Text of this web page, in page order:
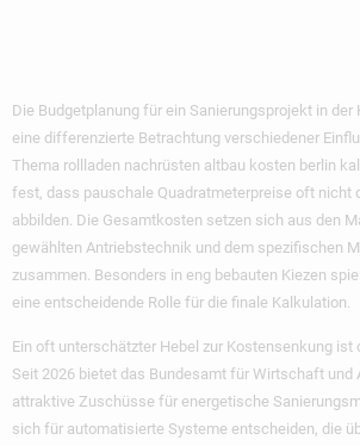
Die Budgetplanung für ein Sanierungsprojekt in
eine differenzierte Betrachtung verschiedener
Thema rollladen nachrüsten altbau kosten berlin
fest, dass pauschale Quadratmeterpreise oft nicht
abbilden. Die Gesamtkosten setzen sich aus den
gewählten Antriebstechnik und dem spezifischen
zusammen. Besonders in eng bebauten Kiezen
eine entscheidende Rolle für die finale Kalkulation.
Ein oft unterschätzter Hebel zur Kostensenkung ist
Seit 2026 bietet das Bundesamt für Wirtschaft und
attraktive Zuschüsse für energetische
sich für automatisierte Systeme entscheiden, die